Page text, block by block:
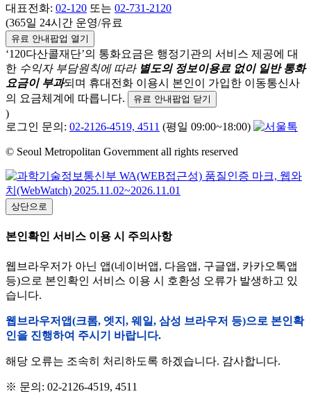
대표전화: 02-120 또는 02-731-2120
(365일 24시간 운영/유료
유료 안내팝업 열기
‘120다산콜재단’의 통화요금은 행정기관의 서비스 제공에 대
한 수익자 부담원칙에 따라 별도의 정보이용료 없이 일반 통화
요금이 부과되며 휴대전화 이용시 본인이 가입한 이동통신사
의 요금체계에 따릅니다.
유료 안내팝업 닫기
)
로그인 문의: 02-2126-4519, 4511 (평일 09:00~18:00)
© Seoul Metropolitan Government all rights reserved
상단으로
본인확인 서비스 이용 시 주의사항
웹브라우저가 아닌 앱(네이버앱, 다음앱, 구글앱, 카카오톡앱
등)으로 본인확인 서비스 이용 시 호환성 오류가 발생하고 있
습니다.
웹브라우저앱(크롬, 엣지, 웨일, 삼성 브라우저 등)으로 본인확
인을 진행하여 주시기 바랍니다.
해당 오류는 조속히 처리하도록 하겠습니다. 감사합니다.
※ 문의: 02-2126-4519, 4511